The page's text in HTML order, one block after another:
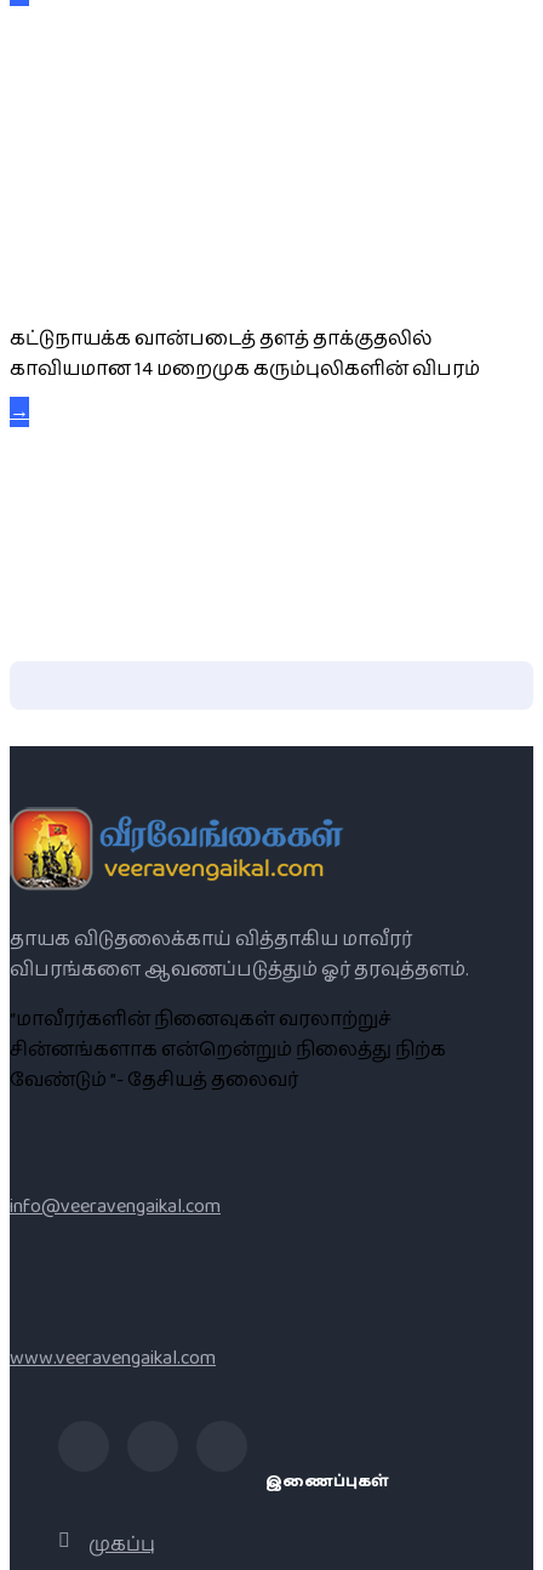
கட்டுநாயக்க வான்படைத் தளத் தாக்குதலில்
காவியமான 14 மறைமுக கரும்புலிகளின் விபரம்
→
தாயக விடுதலைக்காய் வித்தாகிய மாவீரர்
விபரங்களை ஆவணப்படுத்தும் ஓர் தரவுத்தளம்.
“மாவீரர்களின் நினைவுகள் வரலாற்றுச்
சின்னங்களாக என்றென்றும் நிலைத்து நிற்க
வேண்டும் ”- தேசியத் தலைவர்
info@veeravengaikal.com
www.veeravengaikal.com
இணைப்புகள்
முகப்பு